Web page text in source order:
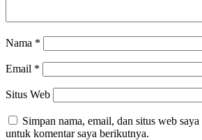
Nama *
Email *
Situs Web
Simpan nama, email, dan situs web
untuk komentar saya berikutnya.